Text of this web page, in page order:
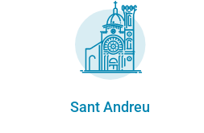
Sant Andreu